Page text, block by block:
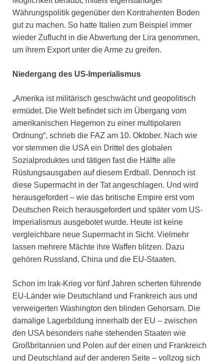
Währungspolitik gegenüber den Kontrahenten Boden
gut zu machen. So hatte Italien zum Beispiel immer
wieder Zuflucht in die Abwertung der Lira genommen,
um ihrem Export unter die Arme zu greifen.
Niedergang des US-Imperialismus
„Amerika ist militärisch geschwächt und geopolitisch
ermüdet. Die Welt befindet sich im Übergang vom
amerikanischen Hegemon zu einer multipolaren
Ordnung“, schrieb die FAZ am 10. Oktober. Nach wie
vor stemmen die USA ein Drittel des globalen
Sozialproduktes und tätigen fast die Hälfte alle
Rüstungsausgaben auf diesem Erdball. Dennoch ist
diese Supermacht in der Tat angeschlagen. Und wird
herausgefordert – wie das britische Empire erst vom
Deutschen Reich herausgefordert und später vom US-
Imperialismus ausgebotet wurde. Heute ist keine
vergleichbare neue Supermacht in Sicht. Vielmehr
lassen mehrere Mächte ihre Waffen blitzen. Dazu
gehören Russland, China und die EU-Staaten.
Schon im Irak-Krieg vor fünf Jahren scherten führende
EU-Länder wie Deutschland und Frankreich aus und
verweigerten Washington den blinden Gehorsam. Die
damalige Lagerbildung innerhalb der EU – zwischen
den USA besonders nahe stehenden Staaten wie
Großbritannien und Polen auf der einen und Frankreich
und Deutschland auf der anderen Seite – vollzog sich